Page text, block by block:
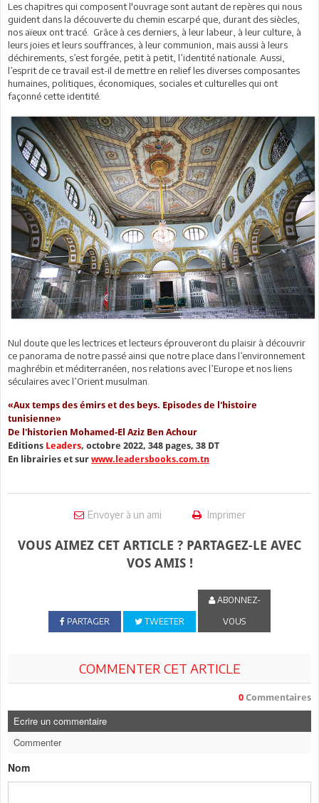
Les chapitres qui composent l'ouvrage sont autant de repères qui nous
guident dans la découverte du chemin escarpé que, durant des siècles,
nos aïeux ont tracé. Grâce à ces derniers, à leur labeur, à leur culture, à
leurs joies et leurs souffrances, à leur communion, mais aussi à leurs
déchirements, s’est forgée, petit à petit, l’identité nationale. Aussi,
l’esprit de ce travail est-il de mettre en relief les diverses composantes
humaines, politiques, économiques, sociales et culturelles qui ont
façonné cette identité.
Nul doute que les lectrices et lecteurs éprouveront du plaisir à découvrir
ce panorama de notre passé ainsi que notre place dans l’environnement
maghrébin et méditerranéen, nos relations avec l’Europe et nos liens
séculaires avec l’Orient musulman.
«Aux temps des émirs et des beys. Episodes de l'histoire
tunisienne»
De l'historien Mohamed-El Aziz Ben Achour
Editions Leaders, octobre 2022, 348 pages, 38 DT
En librairies et sur www.leadersbooks.com.tn
Envoyer à un ami Imprimer
VOUS AIMEZ CET ARTICLE ? PARTAGEZ-LE AVEC
VOS AMIS !
PARTAGER TWEETER
ABONNEZ-
VOUS
COMMENTER CET ARTICLE
0 Commentaires
Ecrire un commentaire
Commenter
Nom